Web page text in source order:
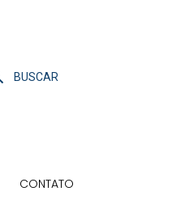
BUSCAR
CONTATO